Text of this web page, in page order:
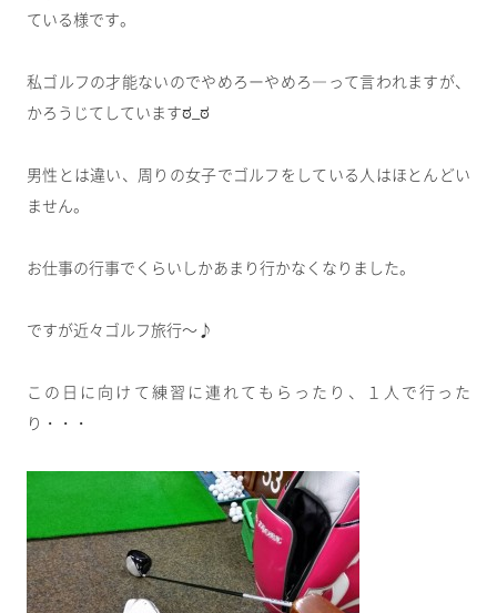
ている様です。
私ゴルフの才能ないのでやめろーやめろ―って言われますが、
かろうじてしていますಠ_ಠ
男性とは違い、周りの女子でゴルフをしている人はほとんどい
ません。
お仕事の行事でくらいしかあまり行かなくなりました。
ですが近々ゴルフ旅行～♪
この日に向けて練習に連れてもらったり、１人で行った
り・・・